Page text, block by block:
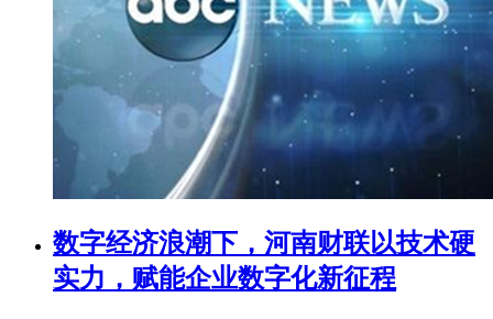
数字经济浪潮下，河南财联以技术硬
实力，赋能企业数字化新征程